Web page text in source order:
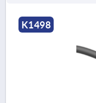
K1498